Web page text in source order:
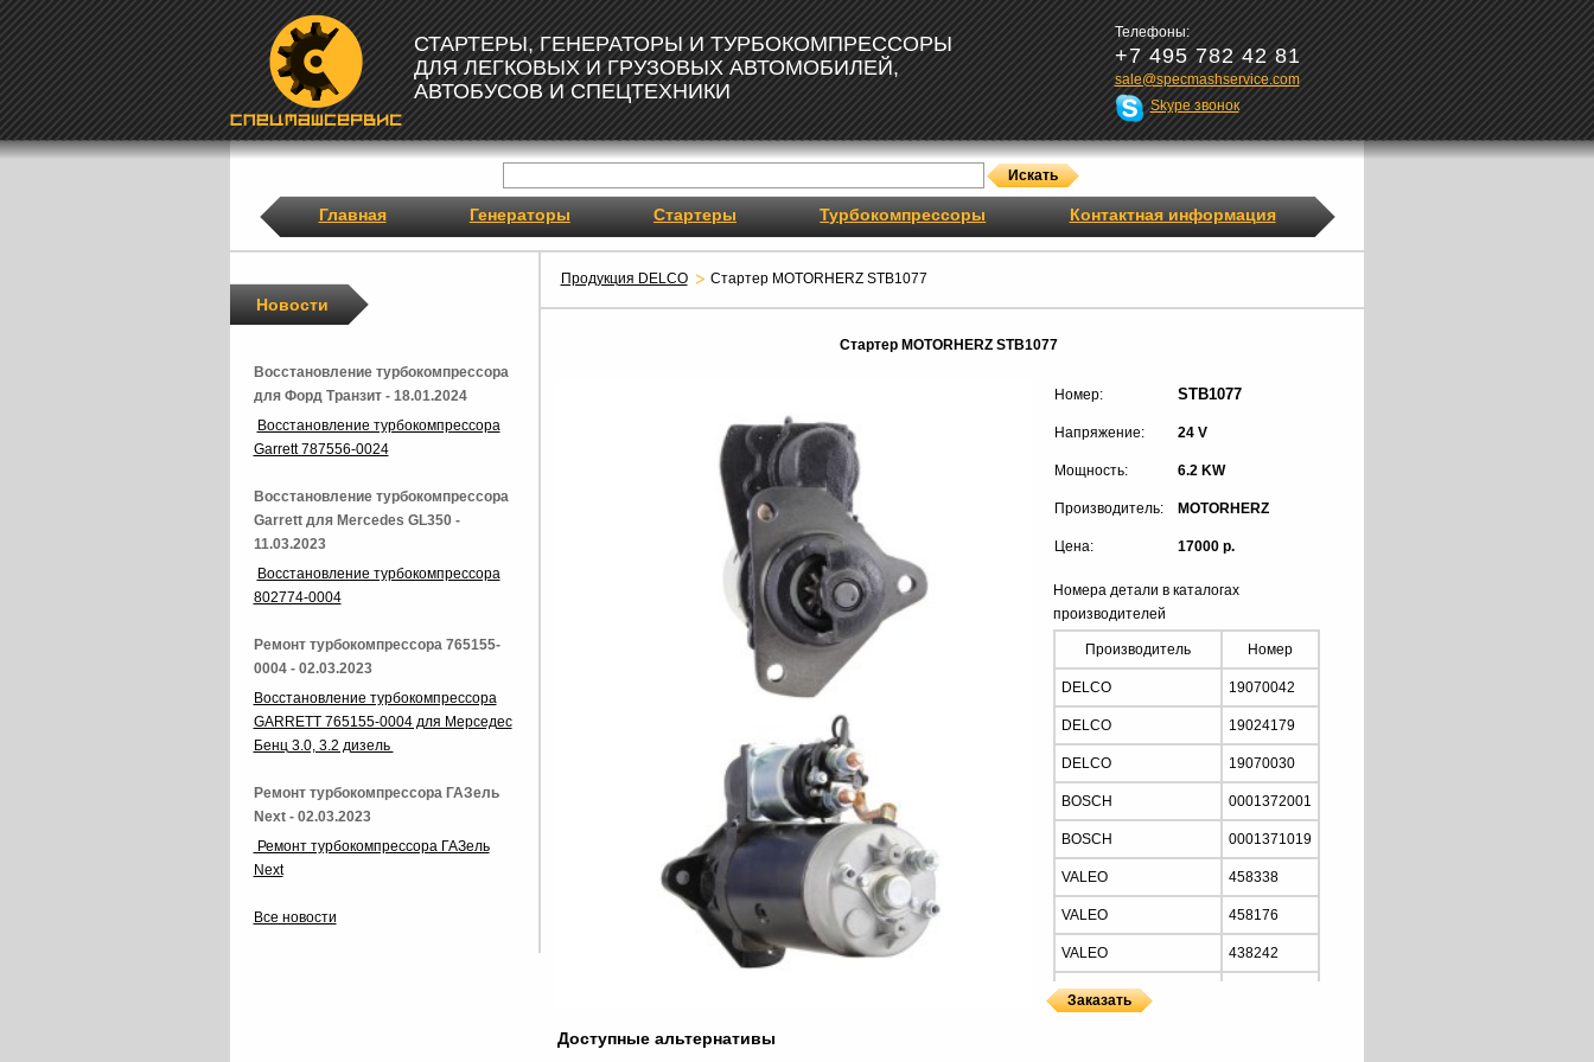
СТАРТЕРЫ, ГЕНЕРАТОРЫ И ТУРБОКОМПРЕССОРЫ
ДЛЯ ЛЕГКОВЫХ И ГРУЗОВЫХ АВТОМОБИЛЕЙ,
АВТОБУСОВ И СПЕЦТЕХНИКИ
Телефоны:
+7 495 782 42 81
sale@specmashservice.com
Skype звонок
Главная Генераторы Стартеры Турбокомпрессоры Контактная информация
Продукция DELCO Стартер MOTORHERZ STB1077
Стартер MOTORHERZ STB1077
Номер: STB1077
Напряжение: 24 V
Мощность: 6.2 KW
Производитель: MOTORHERZ
Цена: 17000 р.
Номера детали в каталогах
производителей
Производитель Номер
DELCO 19070042
DELCO 19024179
DELCO 19070030
BOSCH 0001372001
BOSCH 0001371019
VALEO 458338
VALEO 458176
VALEO 438242
ISKRA
Доступные альтернативы
Новости
Восстановление турбокомпрессора
для Форд Транзит - 18.01.2024
Восстановление турбокомпрессора
Garrett 787556-0024
Восстановление турбокомпрессора
Garrett для Mercedes GL350 -
11.03.2023
Восстановление турбокомпрессора
802774-0004
Ремонт турбокомпрессора 765155-
0004 - 02.03.2023
Восстановление турбокомпрессора
GARRETT 765155-0004 для Мерседес
Бенц 3.0, 3.2 дизель
Ремонт турбокомпрессора ГАЗель
Next - 02.03.2023
Ремонт турбокомпрессора ГАЗель
Next
Все новости